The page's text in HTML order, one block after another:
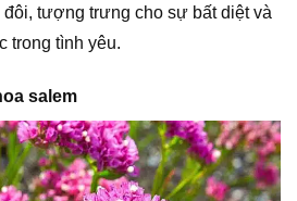
đôi, tượng trưng cho sự bất diệt và
trong tình yêu.
salem